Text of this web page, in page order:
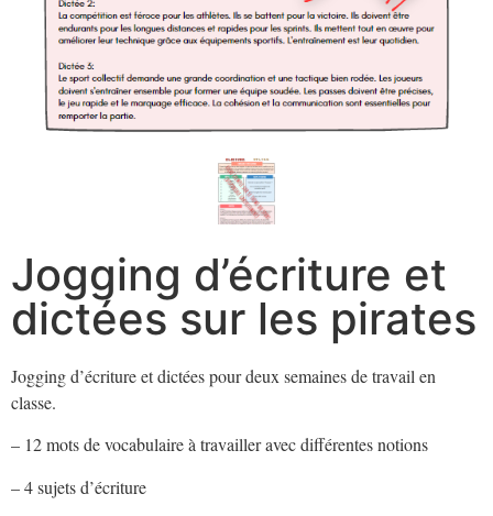
Jogging d’écriture et
dictées sur les pirates
Jogging d’écriture et dictées pour deux semaines de travail en
classe.
– 12 mots de vocabulaire à travailler avec différentes notions
– 4 sujets d’écriture